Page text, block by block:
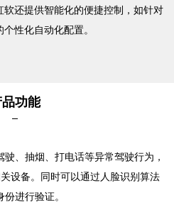
还提供智能化的便捷控制，如针对
性化自动化配置。
品功能
、抽烟、打电话等异常驾驶行为，
设备。同时可以通过人脸识别算法
份进行验证。